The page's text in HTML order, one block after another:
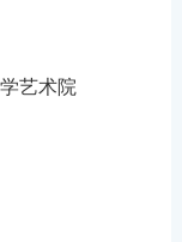
艺术院